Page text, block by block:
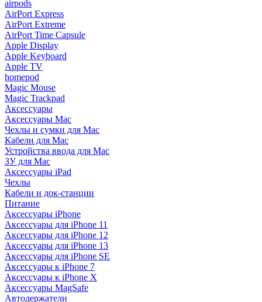
airpods
AirPort Express
AirPort Extreme
AirPort Time Capsule
Apple Display
Apple Keyboard
Apple TV
homepod
Magic Mouse
Magic Trackpad
Аксессуары
Аксессуары Mac
Чехлы и сумки для Mac
Кабели для Mac
Устройства ввода для Mac
ЗУ для Mac
Аксессуары iPad
Чехлы
Кабели и док-станции
Питание
Аксессуары iPhone
Аксессуары для iPhone 11
Аксессуары для iPhone 12
Аксессуары для iPhone 13
Аксессуары для iPhone SE
Аксессуары к iPhone 7
Аксессуары к iPhone X
Аксессуары MagSafe
Автодержатели